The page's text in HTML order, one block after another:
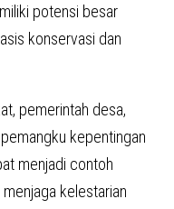
potensi besar
konservasi dan
pemerintah desa,
kepentingan
menjadi contoh
kelestarian